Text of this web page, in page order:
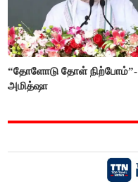
“தோளோடு தோள் நிற்போம்”-
அமித்ஷா